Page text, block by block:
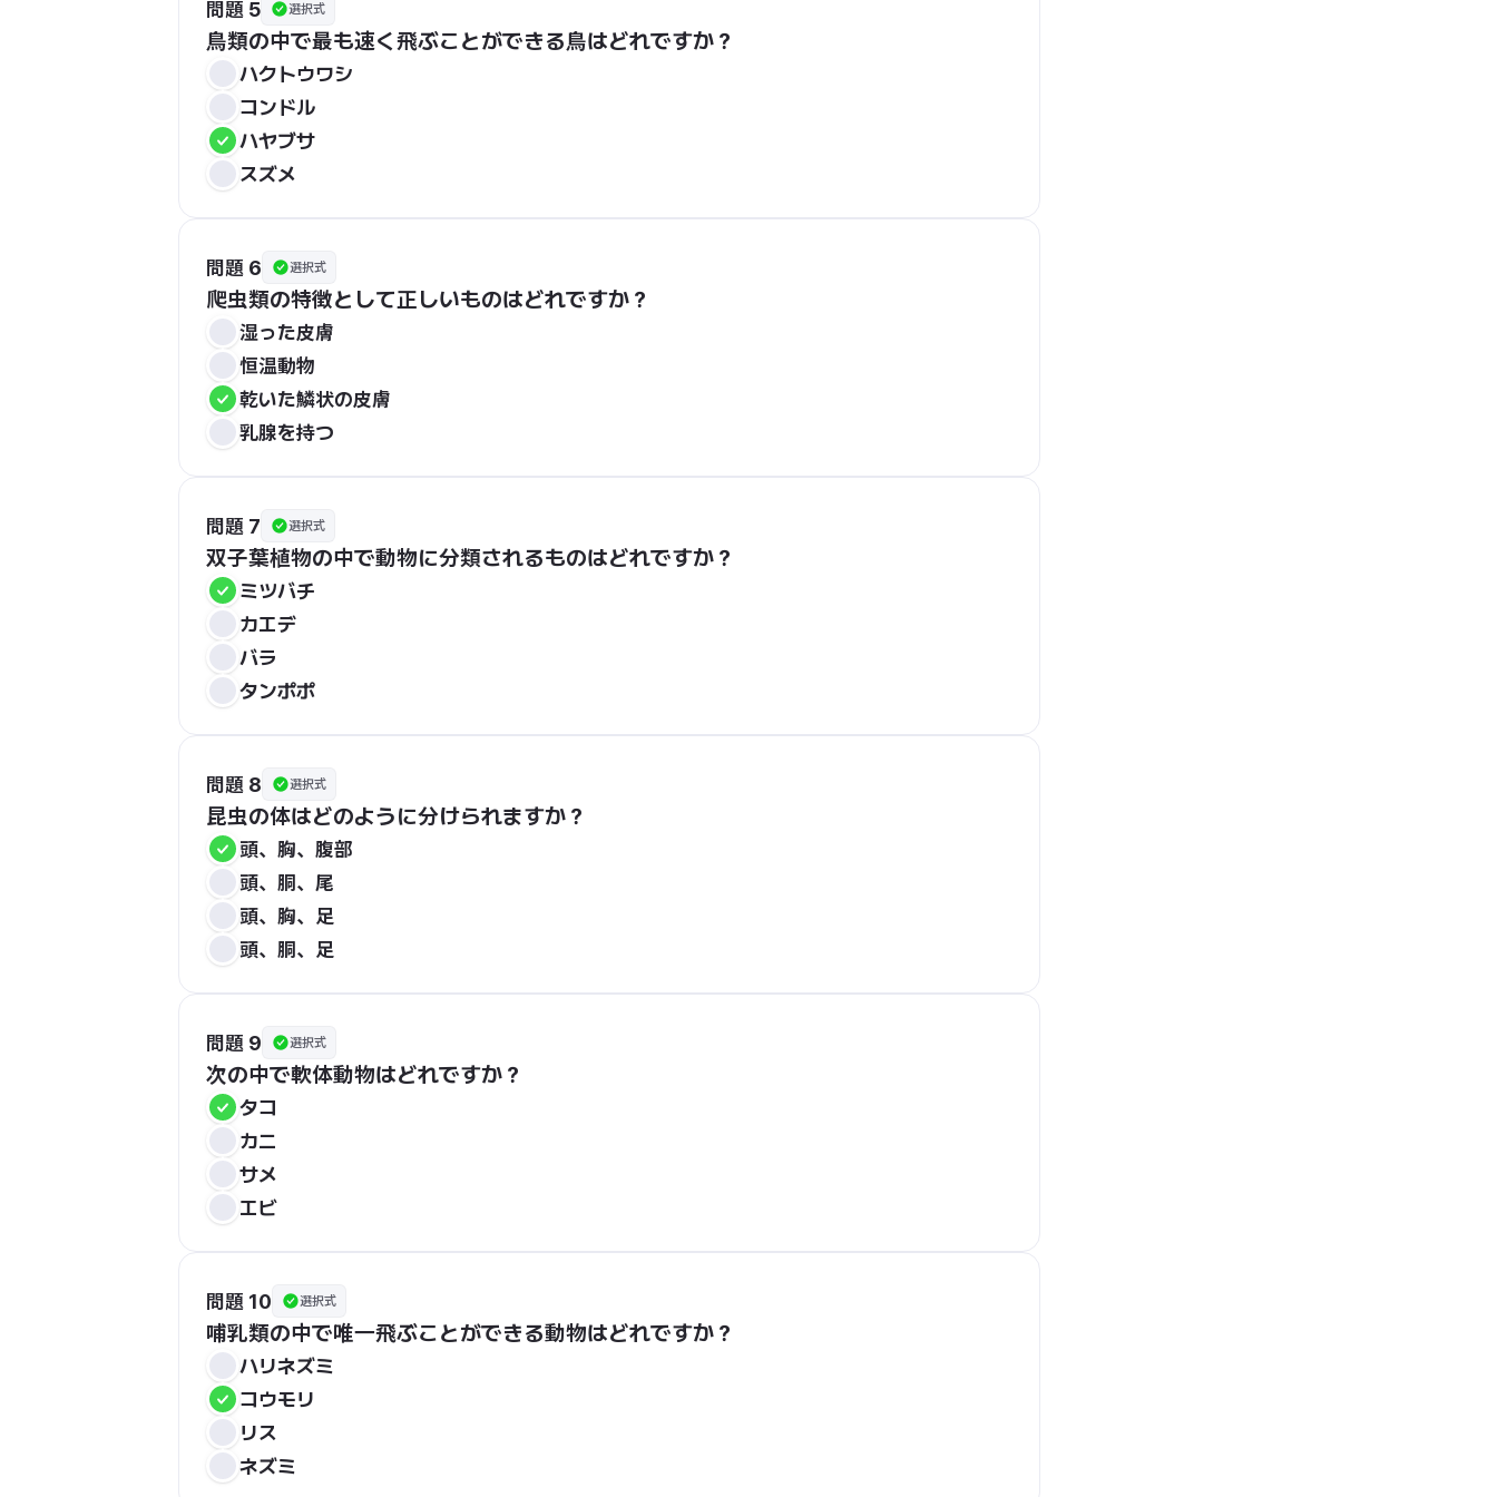
問題 5 選択式
鳥類の中で最も速く飛ぶことができる鳥はどれですか？
ハクトウワシ
コンドル
ハヤブサ
スズメ
問題 6 選択式
爬虫類の特徴として正しいものはどれですか？
湿った皮膚
恒温動物
乾いた鱗状の皮膚
乳腺を持つ
問題 7 選択式
双子葉植物の中で動物に分類されるものはどれですか？
ミツバチ
カエデ
バラ
タンポポ
問題 8 選択式
昆虫の体はどのように分けられますか？
頭、胸、腹部
頭、胴、尾
頭、胸、足
頭、胴、足
問題 9 選択式
次の中で軟体動物はどれですか？
タコ
カニ
サメ
エビ
問題 10 選択式
哺乳類の中で唯一飛ぶことができる動物はどれですか？
ハリネズミ
コウモリ
リス
ネズミ